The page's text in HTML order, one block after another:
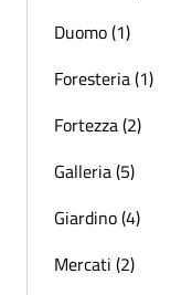
Duomo (1)
Foresteria (1)
Fortezza (2)
Galleria (5)
Giardino (4)
Mercati (2)